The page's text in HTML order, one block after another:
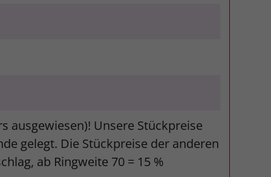
ausgewiesen)! Unsere Stückpreise
gelegt. Die Stückpreise der anderen
ab Ringweite 70 = 15 %